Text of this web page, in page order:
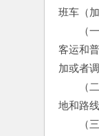
班车（
（一）
客运和
加或者
（二）
地和路
（三）